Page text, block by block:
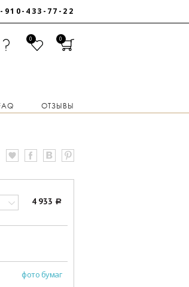
910-433-77-22
0 0
ОТЗЫВЫ
4 933 a
фото бумаг